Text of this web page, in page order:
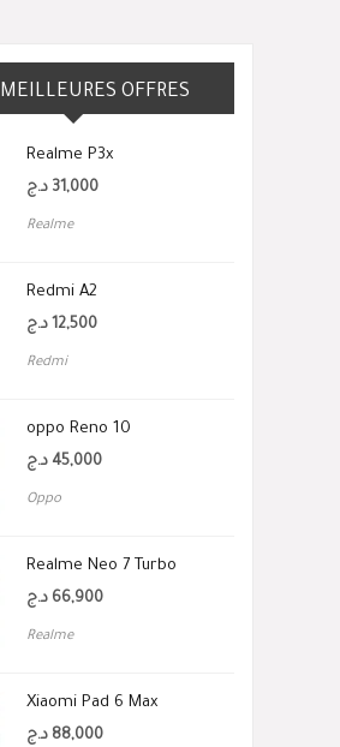
MEILLEURES OFFRES
Realme P3x
31,000 د.ج
Realme
Redmi A2
12,500 د.ج
Redmi
oppo Reno 10
45,000 د.ج
Oppo
Realme Neo 7 Turbo
66,900 د.ج
Realme
Xiaomi Pad 6 Max
88,000 د.ج